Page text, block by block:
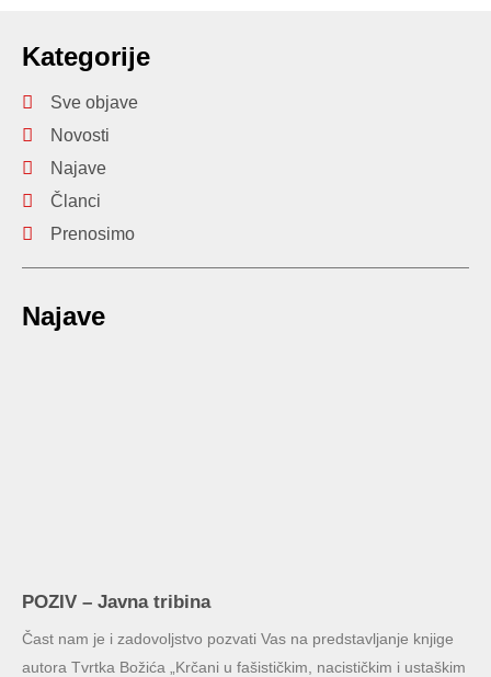
Kategorije
Sve objave
Novosti
Najave
Članci
Prenosimo
Najave
POZIV – Javna tribina
Čast nam je i zadovoljstvo pozvati Vas na predstavljanje knjige
autora Tvrtka Božića „Krčani u fašističkim, nacističkim i ustaškim